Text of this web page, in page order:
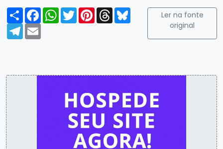
Compartilhar
FacebookWhatsApp
TwitterPinterest
ThreadsBluesky
Telegram
Email
Ler na fonte
original